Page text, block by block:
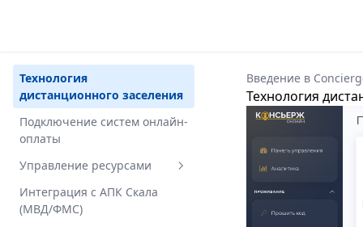
Технология
дистанционного заселения
Подключение систем онлайн-
оплаты
Управление ресурсами
Основные концепции
Настройка ресурсов
Интеграция с АПК Скала
(МВД/ФМС)
Введение в
Технология